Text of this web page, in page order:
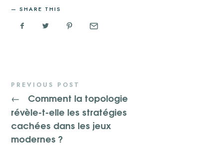
SHARE THIS
PREVIOUS POST
←
Comment la topologie
révèle-t-elle les stratégies
cachées dans les jeux
modernes ?